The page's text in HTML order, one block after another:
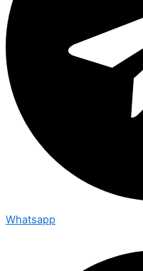
Whatsapp